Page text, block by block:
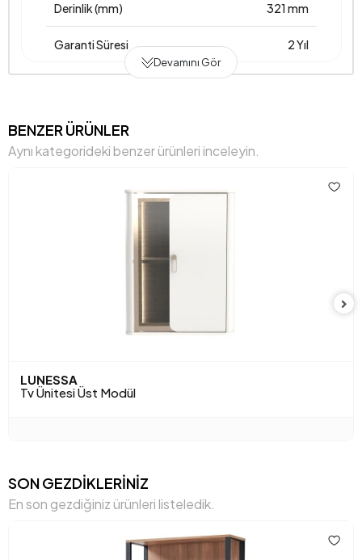
Derinlik (mm) 321 mm
Garanti Süresi 2 Yıl
Hacim (m3)
Maksimum Taşıma Kapasitesi (kg)
Devamını Gör
BENZER ÜRÜNLER
Aynı kategorideki benzer ürünleri inceleyin.
LUNESSA
Tv Ünitesi Üst Modül
SON GEZDİKLERİNİZ
En son gezdiğiniz ürünleri listeledik.